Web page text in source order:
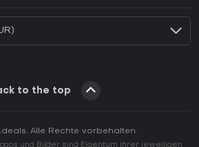
to the top
Alle Rechte vorbehalten.
und Bilder sind Eigentum ihrer jeweiligen